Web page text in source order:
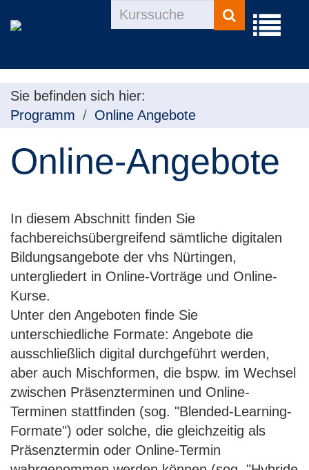
Menü
Kurse
suchen
Sie befinden sich hier:
Programm
Online Angebote
Online-Angebote
In diesem Abschnitt finden Sie
fachbereichsübergreifend sämtliche digitalen
Bildungsangebote der vhs Nürtingen,
untergliedert in Online-Vorträge und Online-
Kurse.
Unter den Angeboten finde Sie
unterschiedliche Formate: Angebote die
ausschließlich digital durchgeführt werden,
aber auch Mischformen, die bspw. im Wechsel
zwischen Präsenzterminen und Online-
Terminen stattfinden (sog. "Blended-Learning-
Formate") oder solche, die gleichzeitig als
Präsenztermin oder Online-Termin